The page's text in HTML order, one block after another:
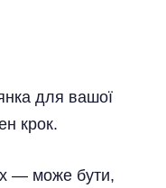
для вашої
крок.
— може бути,